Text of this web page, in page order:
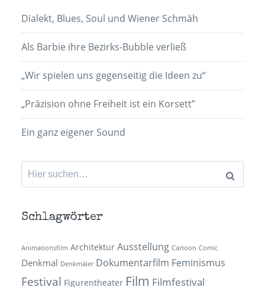
Dialekt, Blues, Soul und Wiener Schmäh
Als Barbie ihre Bezirks-Bubble verließ
„Wir spielen uns gegenseitig die Ideen zu“
„Präzision ohne Freiheit ist ein Korsett”
Ein ganz eigener Sound
Suchen
nach:
Schlagwörter
Animationsfilm Architektur Ausstellung Cartoon Comic
Denkmal Denkmäler Dokumentarfilm Feminismus
Festival Figurentheater Film Filmfestival